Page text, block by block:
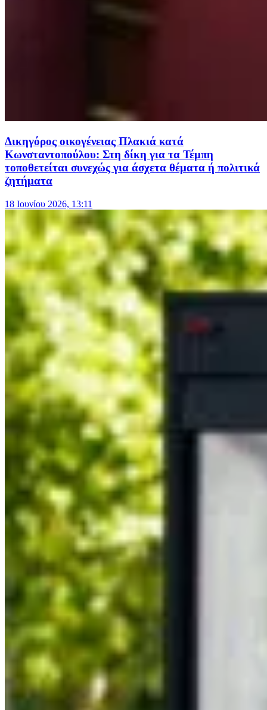
Δικηγόρος οικογένειας Πλακιά κατά
Κωνσταντοπούλου: Στη δίκη για τα Τέμπη
τοποθετείται συνεχώς για άσχετα θέματα ή πολιτικά
ζητήματα
18 Ιουνίου 2026, 13:11